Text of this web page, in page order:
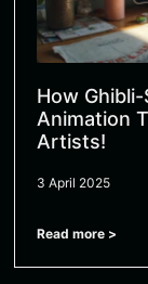
How
Animation
Artists!
3 April 2025
Read more >